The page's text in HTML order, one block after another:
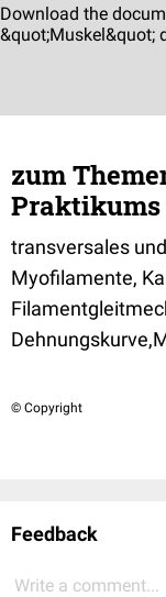
zum
Praktikums
transversales
Myofilamente,
© Copyright
Feedback
Write a comment...